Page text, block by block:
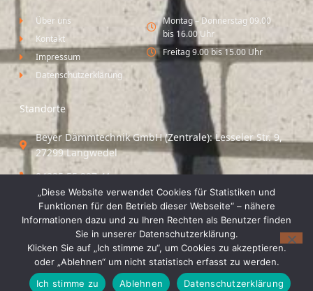
Über uns
Kontakt
Impressum
Datenschutzerklärung
Montag – Donnerstag 09.00
bis 16.00 Uhr
Freitag 9.00 bis 15.00 Uhr
Standorte
Beyer Dämmtechnik GmbH (Zentrale): Lesseler Str. 9,
27299 Langwedel
04235 55 297 41
Standort Vechta / Minden: Osloer Straße 21 49377
Vechta
04441 8 89 93 40
© 2026 Beyer Dämmtechnik GmbH
„Diese Website verwendet Cookies für Statistiken und
Funktionen für den Betrieb dieser Webseite“ – nähere
Informationen dazu und zu Ihren Rechten als Benutzer finden
Sie in unserer Datenschutzerklärung.
Klicken Sie auf „Ich stimme zu“, um Cookies zu akzeptieren.
oder „Ablehnen“ um nicht statistisch erfasst zu werden.
Ich stimme zu
Ablehnen Datenschutzerklärung